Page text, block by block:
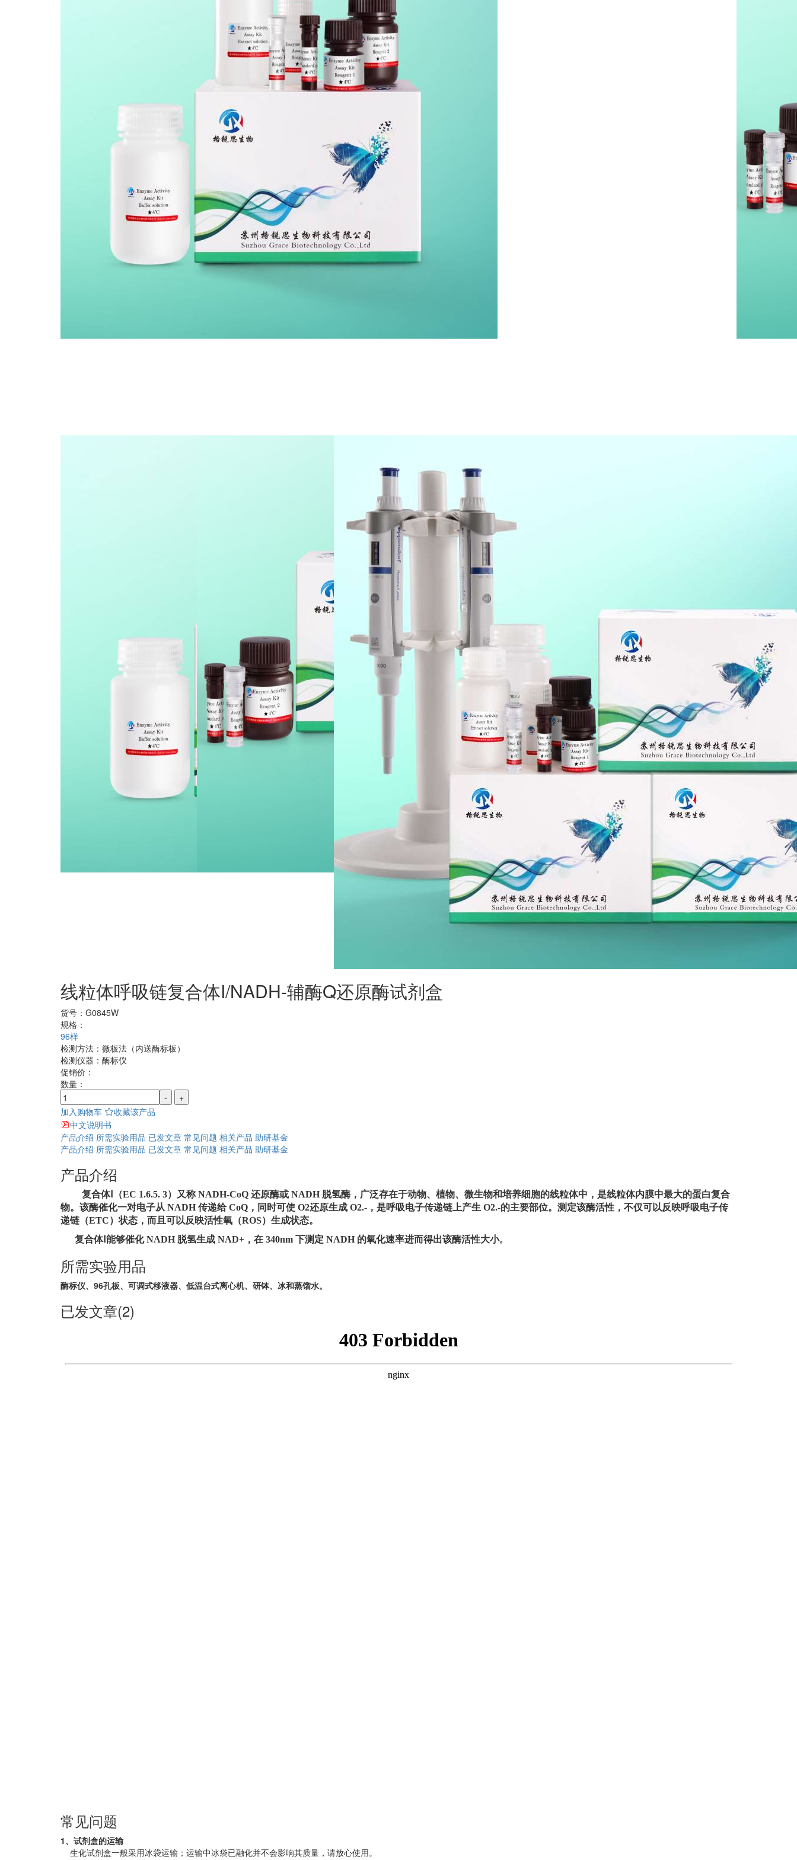
线粒体呼吸链复合体I/NADH-辅酶Q还原酶试剂盒
货号： G0845W
规格：
96样
检测方法： 微板法（内送酶标板）
检测仪器： 酶标仪
促销价：
数量：
-
+
加入购物车
收藏该产品
中文说明书
产品介绍 所需实验用品 已发文章 常见问题 相关产品 助研基金
产品介绍 所需实验用品 已发文章 常见问题 相关产品 助研基金
产品介绍
复合体Ⅰ （EC 1.6.5. 3） 又称 NADH-CoQ 还原酶或 NADH 脱氢酶，广泛存在于动物、 植物、微生物和培养细胞的线粒体中，是线粒体内膜中最大的蛋白复合
物。该酶催化一对电子从 NADH 传递给 CoQ，同时可使 O2还原生成 O2.-，是呼吸电子传递链上产生 O2.-的主要部位。测定该酶活性，不仅可以反映呼吸电子传
递链（ETC）状态，而且可以反映活性氧（ROS）生成状态。
复合体Ⅰ能够催化 NADH 脱氢生成 NAD+，在 340nm 下测定 NADH 的氧化速率进而得出该酶活性大小。
所需实验用品
酶标仪、96孔板、可调式移液器、低温台式离心机、研钵、冰和蒸馏水。
已发文章(2)
常见问题
1、试剂盒的运输
生化试剂盒一般采用冰袋运输；运输中冰袋已融化并不会影响其质量，请放心使用。